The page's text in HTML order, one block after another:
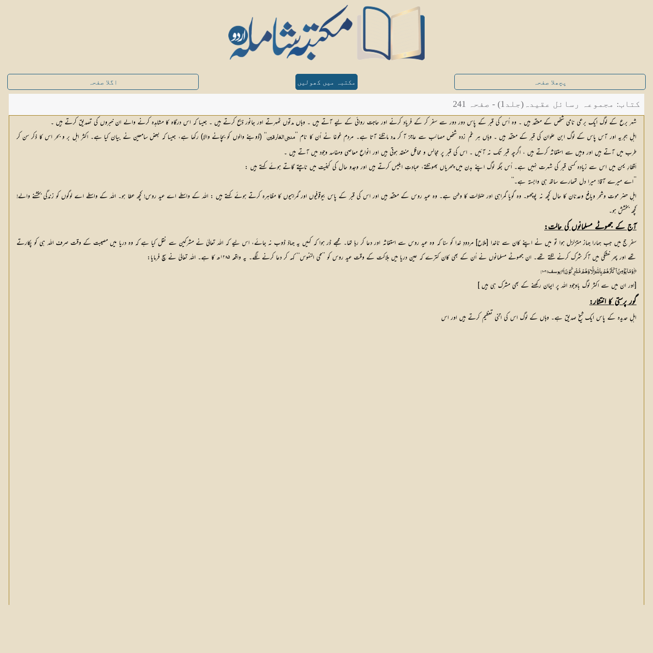
پچھلا صفحہ مکتبہ میں کھولیں اگلا صفحہ
کتاب: مجموعہ رسائل عقیدہ(جلد1) - صفحہ 241
شہر برع کے لوگ ایک برعی نامی شخص کے معتقد ہیں ۔ وہ اُس کی قبر کے پاس دور دور سے سفر کر کے فریاد کرنے اور حاجت روائی کے لیے آتے ہیں ۔ وہاں مدتوں ٹھہرتے اور جانور ذبح کرتے ہیں ۔ جیسا کہ اس درگاہ کا مشاہدہ کرنے والے ان خبروں کی تصدیق کرتے ہیں ۔
اہلِ ہجریہ اور آس پاس کے لوگ ابن علوان کی قبر کے معتقد ہیں ۔ وہاں ہر غم زدہ شخص مصائب سے عاجز آ کر مدد مانگنے آتا ہے۔ مردم غوغا نے اُن کا نام ’’
منجي الغارقین
‘‘ (ڈوبنے والوں کو بچانے والا) رکھا ہے، جیسا کہ بعض سامعین نے بیان کیا ہے۔ اکثر اہل بر و بحر اس کا ذکر سن کر
طرب میں آتے ہیں اور وہیں سے استغاثہ کرتے ہیں ، اگرچہ قبر تک نہ آئیں ۔ اس کی قبر پر مجالس و محافل منعقد ہوتی ہیں اور انواعِ معاصی ومفاسد وجود میں آتے ہیں ۔
اَقطارِ یمن میں اس سے زیادہ کسی قبر کی شہرت نہیں ہے۔ اُس جگہ لوگ اپنے بدن میں چھریاں بھونکتے، عبادتِ ابلیس کرتے ہیں اور وجدو حال کی کیفیت میں ناچتے گاتے ہوئے کہتے ہیں :
’’اے میرے آقا! میرا دل تمھارے ساتھ ہی وابستہ ہے۔‘‘
اہلِ حضر موت وشحر ویافع وعدنان کا حال کچھ نہ پوچھو۔ وہ گویا گمراہی اور ضلالت کا وطن ہے۔ وہ عید روس کے معتقد ہیں اور اس کی قبر کے پاس بیوقوفیوں اور گمراہیوں کا مظاہرہ کرتے ہوئے کہتے ہیں : اللہ کے واسطے اے عید روس! کچھ عطا ہو۔ اللہ کے واسطے اے لوگوں کو زندگی بخشنے والے!
کچھ بخشش ہو۔
آج کے جھوٹے مسلمانوں کی حالت:
سفرِ حج میں جب ہمارا جہاز متزلزل ہوا تو میں نے اپنے کان سے ناخدا [ملاح] مردودِ خدا کو سنا کہ وہ عید روس سے استغاثہ اور دعا کر رہا تھا۔ مجھے ڈر ہوا کہ کہیں یہ جہاذ ڈوب نہ جائے، اس لیے کہ اللہ تعالیٰ نے مشرکین سے نقل کیا ہے کہ وہ دریا میں مصیبت کے وقت صرف اللہ ہی کو پکارتے
تھے اور پھر خشکی میں آکر شرک کرنے لگتے تھے۔ ان جھوٹے مسلمانوں نے اُن کے بھی کان کترے کہ عین دریا میں ہلاکت کے وقت عید روس کو ’’محی النفوس‘‘ کہہ کر دعا کرنے لگے۔ یہ واقعہ ۱۲۸۵ھ کا ہے۔ اللہ تعالیٰ نے سچ فرمایا:
﴿ وَ مَا یُؤْمِنُ اَکْثَرُھُمْ بِاللّٰہِ اِلَّا وَ ھُمْ مُّشْرِکُوْنَ ﴾ [یوسف: ۱۰۶]
[اور ان میں سے اکثر لوگ باوجود اللہ پر ایمان رکھنے کے بھی مشرک ہی ہیں ]
گور پرستی کا انتشار:
اہلِ حدیدہ کے پاس ایک شیخ صدیق ہے۔ وہاں کے لوگ اس کی اتنی تعظیم کرتے ہیں اور اس